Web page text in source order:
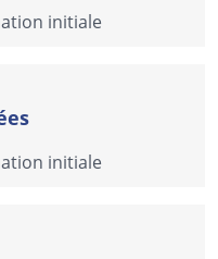
initiale
initiale